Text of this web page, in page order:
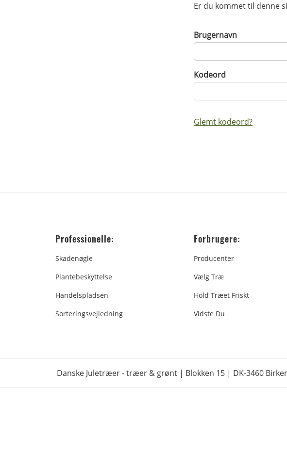
Er du kommet til denne
Brugernavn
Kodeord
Glemt kodeord?
Professionelle:
Skadenøgle
Plantebeskyttelse
Handelspladsen
Sorteringsvejledning
Forbrugere:
Producenter
Vælg Træ
Hold Træet Friskt
Vidste Du
Danske Juletræer - træer & grønt | Blokken 15 | DK-3460